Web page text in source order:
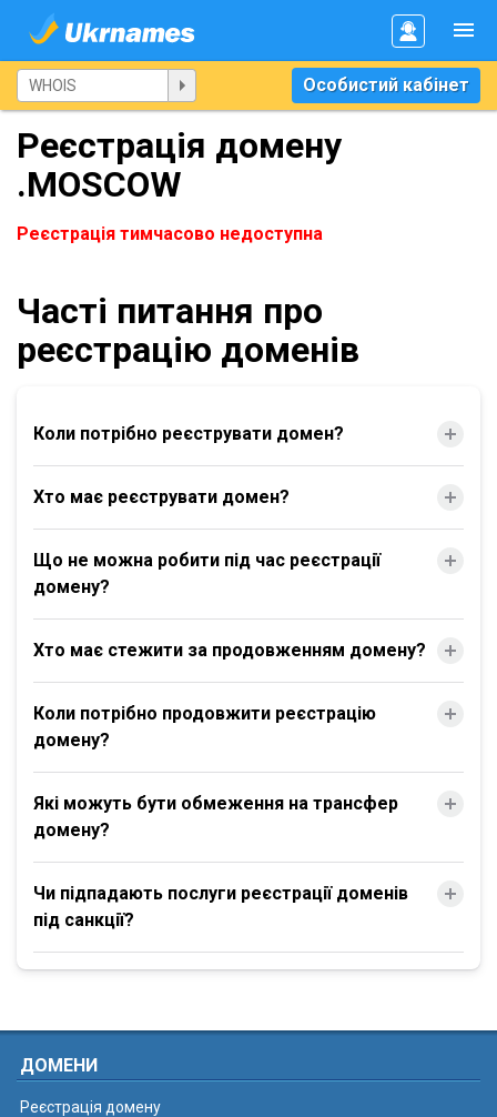
Особистий кабінет
Реєстрація домену
.MOSCOW
Реєстрація тимчасово недоступна
Часті питання про
реєстрацію доменів
Коли потрібно реєструвати домен?
Хто має реєструвати домен?
Що не можна робити під час реєстрації
домену?
Хто має стежити за продовженням домену?
Коли потрібно продовжити реєстрацію
домену?
Які можуть бути обмеження на трансфер
домену?
Чи підпадають послуги реєстрації доменів
під санкції?
ДОМЕНИ
Реєстрація домену